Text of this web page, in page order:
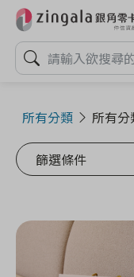
所有分類 所有分
篩選條件